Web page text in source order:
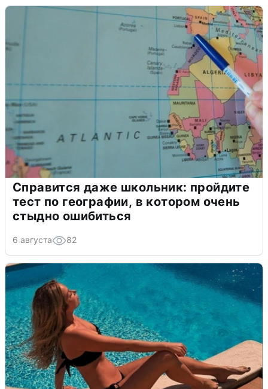
Справится даже школьник: пройдите
тест по географии, в котором очень
стыдно ошибиться
6 августа 82